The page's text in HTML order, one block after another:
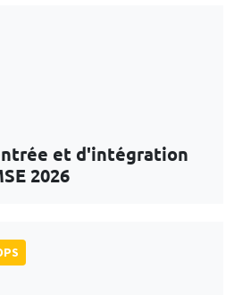
et d'intégration
2026